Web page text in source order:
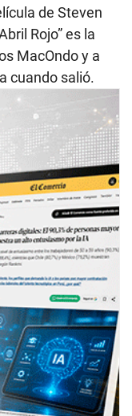
de Steven
Rojo” es la
MacOndo y a
cuando salió.